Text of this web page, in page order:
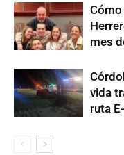
Cómo
mes
vida
ruta